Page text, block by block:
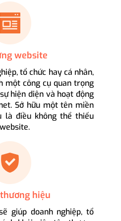
website
tổ chức hay cá nhân,
một công cụ quan trọng
hiện diện và hoạt động
Sở hữu một tên miền
là điều không thể thiếu
hiệu
giúp doanh nghiệp, tổ